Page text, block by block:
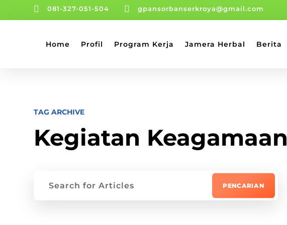
 081-327-051-504  gpansorbanserkroya@gmail.com
Home Profil Program Kerja Jamera Herbal Berita
TAG ARCHIVE
Kegiatan Keagamaan